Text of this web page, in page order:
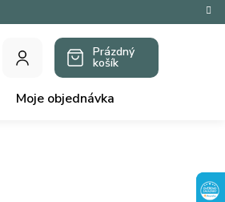
NÁKUPNÍ
Prázdný
košík
Moje objednávka